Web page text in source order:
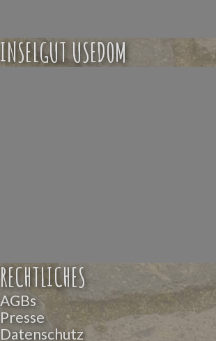
INSELGUT USEDOM
RECHTLICHES
AGBs
Presse
Datenschutz